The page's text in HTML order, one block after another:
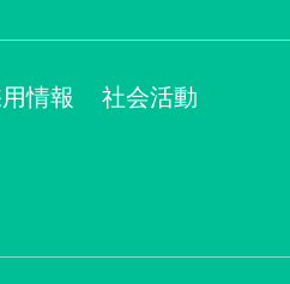
情報 社会活動